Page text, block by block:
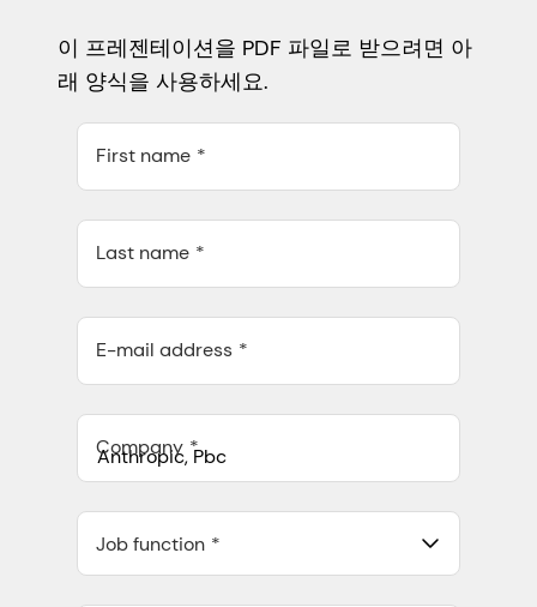
이 프레젠테이션을 PDF 파일로 받으려면 아
래 양식을 사용하세요.
First name
Last name
E-mail address
Company
548 Market St Pmb 90375, San Francisco, California, US
Job function